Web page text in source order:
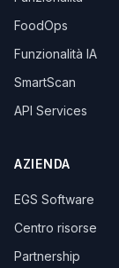
FoodOps
Funzionalità IA
SmartScan
API Services
AZIENDA
EGS Software
Centro risorse
Partnership